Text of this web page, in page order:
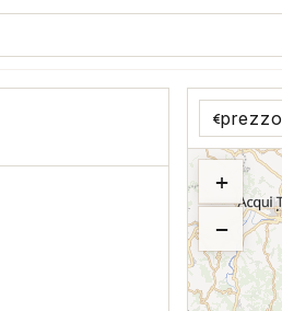
prezzo
+
−